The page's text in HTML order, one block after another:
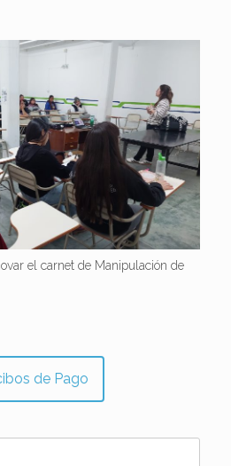
el carnet de Manipulación de
de Pago